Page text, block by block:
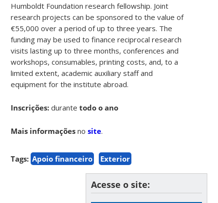
Humboldt Foundation research fellowship. Joint
research projects can be sponsored to the value of
€55,000 over a period of up to three years. The
funding may be used to finance reciprocal research
visits lasting up to three months, conferences and
workshops, consumables, printing costs, and, to a
limited extent, academic auxiliary staff and
equipment for the institute abroad.
Inscrições: durante todo o ano
Mais informações nosite.
Tags: Apoio financeiro Exterior
Acesse o site: